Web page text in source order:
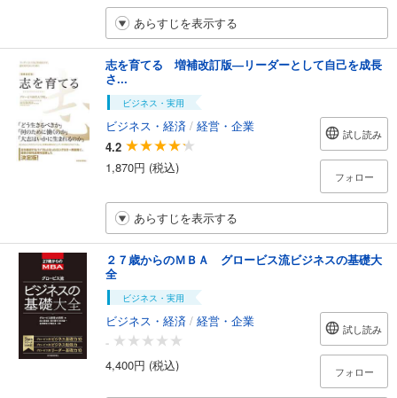
あらすじを表示する
志を育てる 増補改訂版―リーダーとして自己を成長
さ...
ビジネス・実用
ビジネス・経済 / 経営・企業
4.2
1,870円 (税込)
試し読み
フォロー
あらすじを表示する
２７歳からのＭＢＡ グロービス流ビジネスの基礎大
全
ビジネス・実用
ビジネス・経済 / 経営・企業
-
4,400円 (税込)
試し読み
フォロー